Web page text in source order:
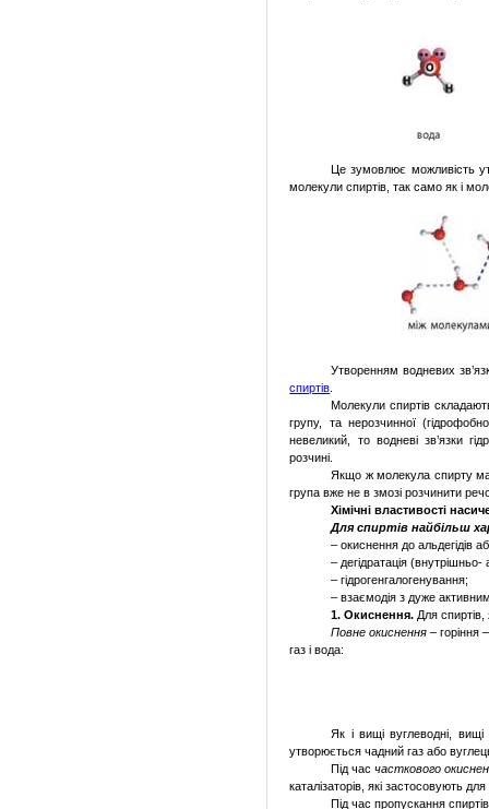
Це зумовлює можливість
молекули спиртів, так само як і
Утворенням водневих
спиртів
Молекули спиртів
групу, та нерозчинної
невеликий, то водневі зв’язки
розчині.
Якщо ж молекула спирту
група вже не в змозі розчинити
Хімічні властивості
Для спиртів найбільш
– окиснення до альдегідів
– дегідратація
– гідрогенгалогенування;
– взаємодія з дуже
1. Окиснення. Для
Повне окиснення– горіння
газ і вода:
Як і вищі вуглеводні,
утворюється чадний газ або
Під часчасткового
каталізаторів, які застосовують для
Під час пропускання